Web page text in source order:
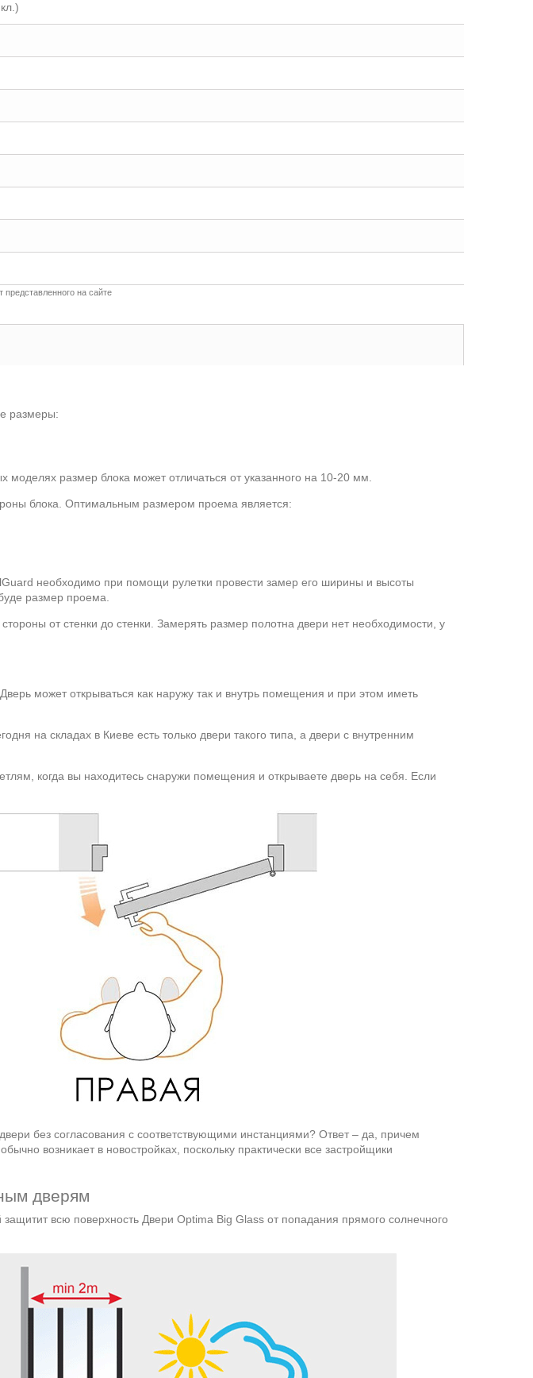
на сайте
размеры:
размер блока может отличаться от указанного на 10-20 мм.
блока. Оптимальным размером проема является:
необходимо при помощи рулетки провести замер его ширины и высоты
размер проема.
от стенки до стенки. Замерять размер полотна двери нет необходимости, у
может открываться как наружу так и внутрь помещения и при этом иметь
на складах в Киеве есть только двери такого типа, а двери с внутренним
когда вы находитесь снаружи помещения и открываете дверь на себя. Если
без согласования с соответствующими инстанциями? Ответ – да, причем
возникает в новостройках, поскольку практически все застройщики
дверям
всю поверхность Двери Optima Big Glass от попадания прямого солнечного